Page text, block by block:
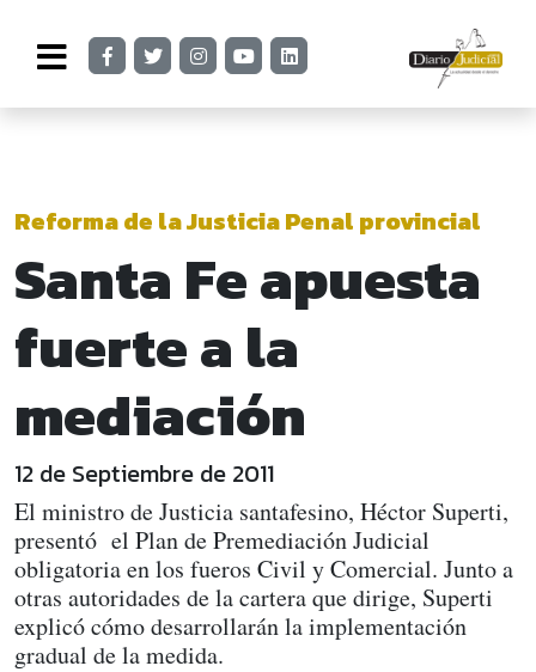
Reforma de la Justicia Penal provincial
Santa Fe apuesta
fuerte a la
mediación
12 de Septiembre de 2011
El ministro de Justicia santafesino, Héctor Superti,
presentó el Plan de Premediación Judicial
obligatoria en los fueros Civil y Comercial. Junto a
otras autoridades de la cartera que dirige, Superti
explicó cómo desarrollarán la implementación
gradual de la medida.